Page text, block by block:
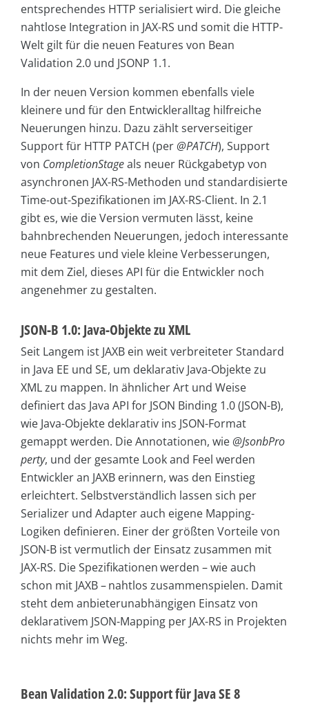
entsprechendes HTTP serialisiert wird. Die gleiche
nahtlose Integration in JAX-RS und somit die HTTP-
Welt gilt für die neuen Features von Bean
Validation 2.0 und JSONP 1.1.
In der neuen Version kommen ebenfalls viele
kleinere und für den Entwickleralltag hilfreiche
Neuerungen hinzu. Dazu zählt serverseitiger
Support für HTTP PATCH (per@PATCH), Support
von CompletionStageals neuer Rückgabetyp von
asynchronen JAX-RS-Methoden und standardisierte
Time-out-Spezifikationen im JAX-RS-Client. In 2.1
gibt es, wie die Version vermuten lässt, keine
bahnbrechenden Neuerungen, jedoch interessante
neue Features und viele kleine Verbesserungen,
mit dem Ziel, dieses API für die Entwickler noch
angenehmer zu gestalten.
JSON-B 1.0: Java-Objekte zu XML
Seit Langem ist JAXB ein weit verbreiteter Standard
in Java EE und SE, um deklarativ Java-Objekte zu
XML zu mappen. In ähnlicher Art und Weise
definiert das Java API for JSON Binding 1.0 (JSON-B),
wie Java-Objekte deklarativ ins JSON-Format
gemappt werden. Die Annotationen, wie@JsonbPro
perty, und der gesamte Look and Feel werden
Entwickler an JAXB erinnern, was den Einstieg
erleichtert. Selbstverständlich lassen sich per
Serializer und Adapter auch eigene Mapping-
Logiken definieren. Einer der größten Vorteile von
JSON-B ist vermutlich der Einsatz zusammen mit
JAX-RS. Die Spezifikationen werden – wie auch
schon mit JAXB – nahtlos zusammenspielen. Damit
steht dem anbieterunabhängigen Einsatz von
deklarativem JSON-Mapping per JAX-RS in Projekten
nichts mehr im Weg.
Bean Validation 2.0: Support für Java SE 8